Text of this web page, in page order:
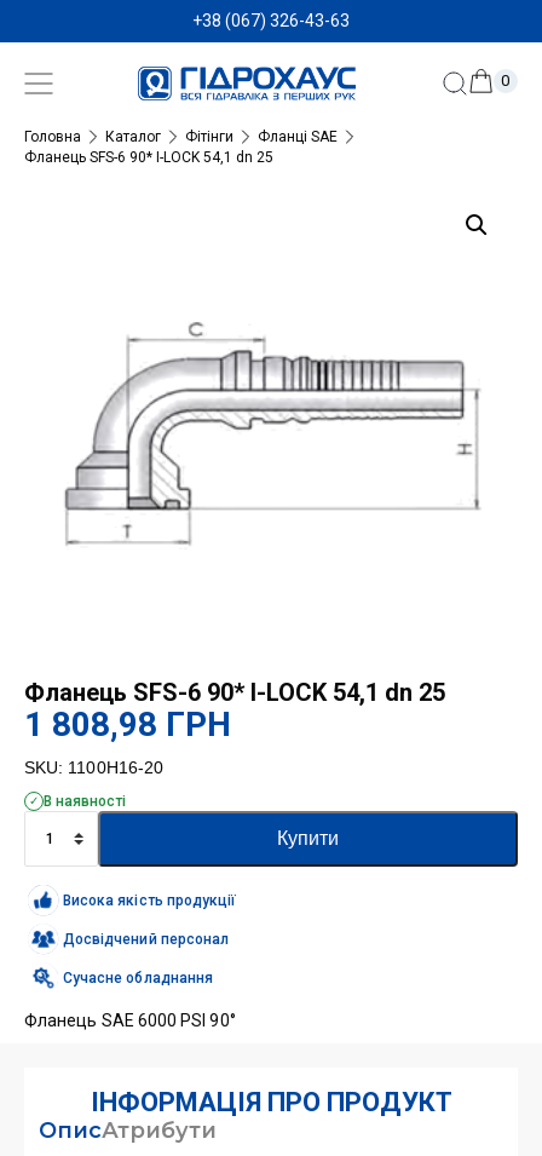
+38 (067) 326-43-63
0
Головна Каталог Фітінги
Фланці SAE
Фланець SFS-6 90* I-LOCK 54,1 dn 25
Фланець SFS-6 90* I-LOCK 54,1 dn 25
1 808,98 ГРН
SKU: 1100H16-20
В наявності
Фланець
SFS-
6
90*
I-
LOCK
54,1
dn
кількість
Купити
Висока якість продукції
Досвідчений персонал
Сучасне обладнання
Фланець SAE 6000 PSI 90°
ІНФОРМАЦІЯ ПРО ПРОДУКТ
ОписАтрибути